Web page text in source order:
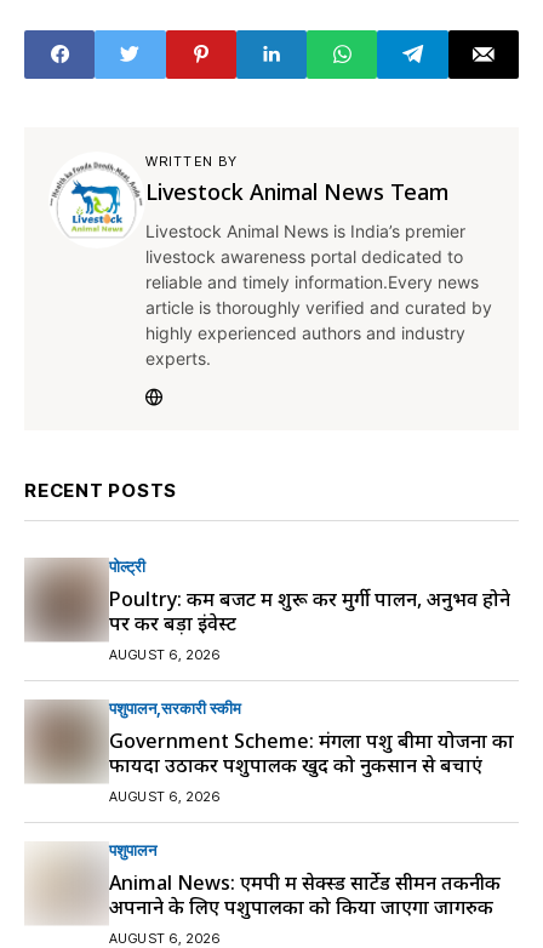
WRITTEN BY
Livestock Animal News Team
Livestock Animal News is India’s premier
livestock awareness portal dedicated to
reliable and timely information.Every news
article is thoroughly verified and curated by
highly experienced authors and industry
experts.
RECENT POSTS
पोल्ट्री
Poultry: कम बजट में शुरू करें मुर्गी पालन, अनुभव होने
पर करें बड़ा इंवेस्ट
AUGUST 6, 2026
पशुपालन सरकारी स्की‍म
Government Scheme: मंगला पशु बीमा योजना का
फायदा उठाकर पशुपालक खुद को नुकसान से बचाएं
AUGUST 6, 2026
पशुपालन
Animal News: एमपी में सेक्स्ड सार्टेड सीमन तकनीक
अपनाने के लिए पशुपालकों को किया जाएगा जागरुक
AUGUST 6, 2026